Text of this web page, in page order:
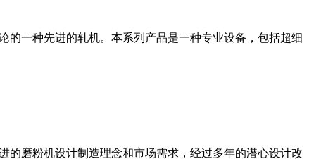
的一种先进的轧机。本系列产品是一种专业设备，包括超细
的磨粉机设计制造理念和市场需求，经过多年的潜心设计改